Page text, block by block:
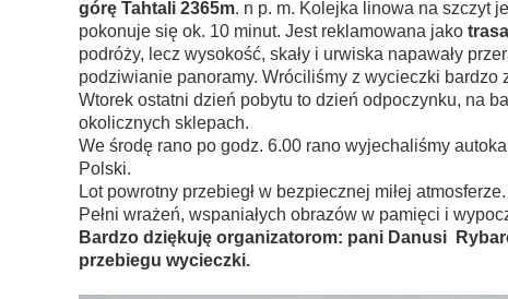
górę Tahtali 2365m. n p. m. Kolejka linowa na szczyt
pokonuje się ok. 10 minut. Jest reklamowana jako
podróży, lecz wysokość, skały i urwiska napawały
podziwianie panoramy. Wróciliśmy z wycieczki bardzo
Wtorek ostatni dzień pobytu to dzień odpoczynku, na
okolicznych sklepach.
We środę rano po godz. 6.00 rano wyjechaliśmy
Polski.
Lot powrotny przebiegł w bezpiecznej miłej
Pełni wrażeń, wspaniałych obrazów w pamięci i
Bardzo dziękuję organizatorom: pani Danusi
przebiegu wycieczki.